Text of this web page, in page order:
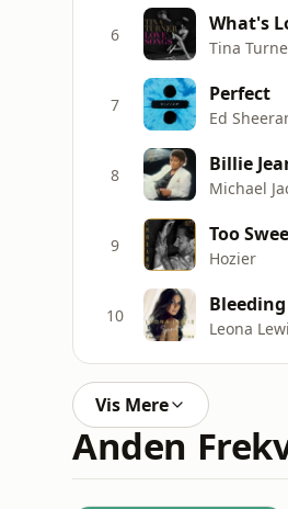
6 What's
Tina
7 Perfect
Ed
8 Billie
Michael
9 Too
Hozier
10
Leona
Vis Mere
Anden